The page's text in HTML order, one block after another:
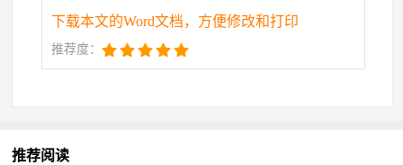
下载本文的Word文档，方便修改和打印
推荐度：
推荐阅读